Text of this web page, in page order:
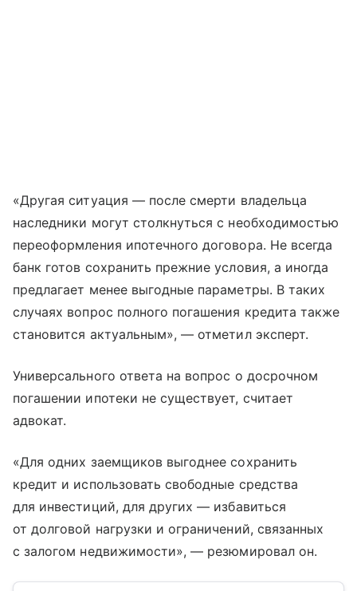
«Другая ситуация — после смерти владельца
наследники могут столкнуться с необходимостью
переоформления ипотечного договора. Не всегда
банк готов сохранить прежние условия, а иногда
предлагает менее выгодные параметры. В таких
случаях вопрос полного погашения кредита также
становится актуальным», — отметил эксперт.
Универсального ответа на вопрос о досрочном
погашении ипотеки не существует, считает
адвокат.
«Для одних заемщиков выгоднее сохранить
кредит и использовать свободные средства
для инвестиций, для других — избавиться
от долговой нагрузки и ограничений, связанных
с залогом недвижимости», — резюмировал он.